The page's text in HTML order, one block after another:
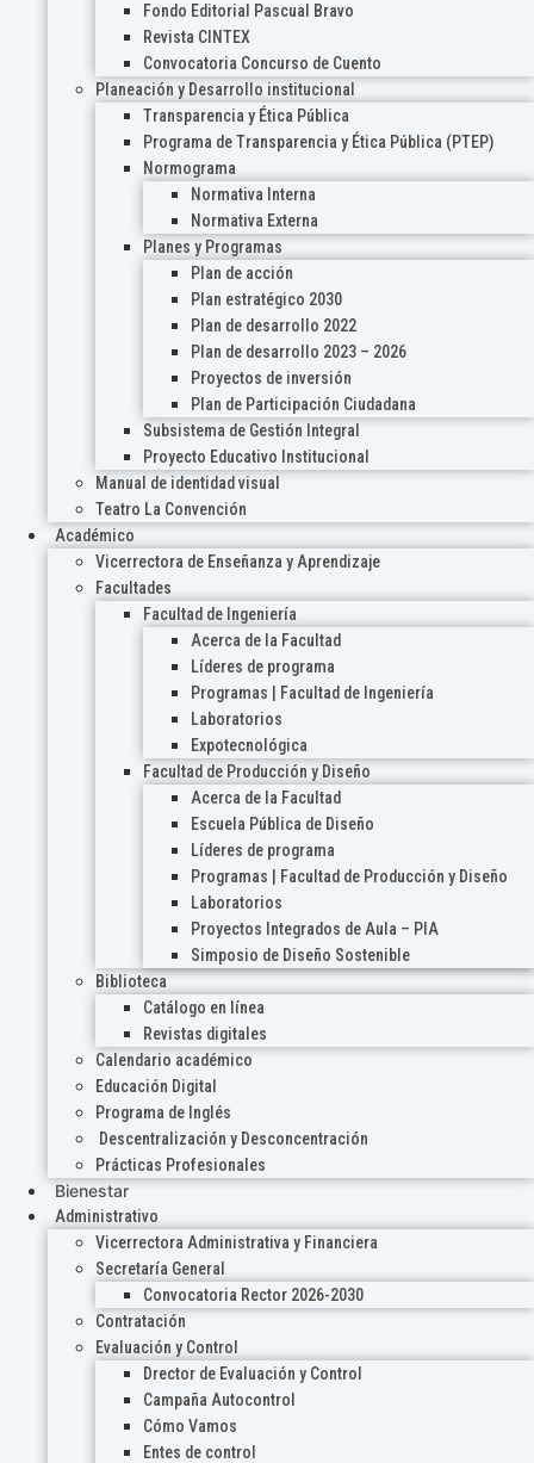
Fondo Editorial Pascual Bravo
Revista CINTEX
Convocatoria Concurso de Cuento
Planeación y Desarrollo institucional
Transparencia y Ética Pública
Programa de Transparencia y Ética Pública (PTEP)
Normograma
Normativa Interna
Normativa Externa
Planes y Programas
Plan de acción
Plan estratégico 2030
Plan de desarrollo 2022
Plan de desarrollo 2023 – 2026
Proyectos de inversión
Plan de Participación Ciudadana
Subsistema de Gestión Integral
Proyecto Educativo Institucional
Manual de identidad visual
Teatro La Convención
Académico
Vicerrectora de Enseñanza y Aprendizaje
Facultades
Facultad de Ingeniería
Acerca de la Facultad
Líderes de programa
Programas | Facultad de Ingeniería
Laboratorios
Expotecnológica
Facultad de Producción y Diseño
Acerca de la Facultad
Escuela Pública de Diseño
Líderes de programa
Programas | Facultad de Producción y Diseño
Laboratorios
Proyectos Integrados de Aula – PIA
Simposio de Diseño Sostenible
Biblioteca
Catálogo en línea
Revistas digitales
Calendario académico
Educación Digital
Programa de Inglés
Descentralización y Desconcentración
Prácticas Profesionales
Bienestar
Administrativo
Vicerrectora Administrativa y Financiera
Secretaría General
Convocatoria Rector 2026-2030
Contratación
Evaluación y Control
Drector de Evaluación y Control
Campaña Autocontrol
Cómo Vamos
Entes de control